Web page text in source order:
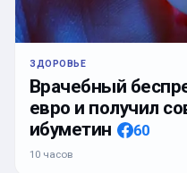
ЗДОРОВЬЕ
Врачебный
евро и получил
ибуметин
60
10 часов